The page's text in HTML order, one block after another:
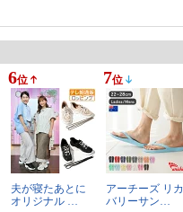
6位
夫が寝たあとに
オリジナル …
7位
アーチーズ リカ
バリーサン…